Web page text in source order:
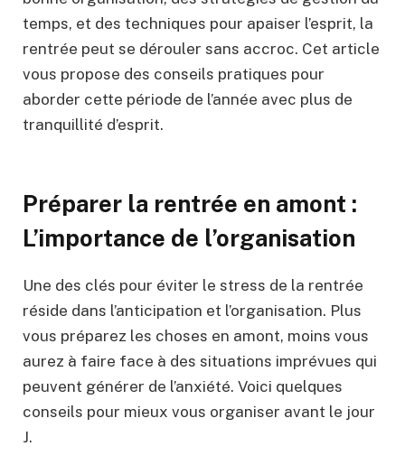
temps, et des techniques pour apaiser l’esprit, la
rentrée peut se dérouler sans accroc. Cet article
vous propose des conseils pratiques pour
aborder cette période de l’année avec plus de
tranquillité d’esprit.
Préparer la rentrée en amont :
L’importance de l’organisation
Une des clés pour éviter le stress de la rentrée
réside dans l’anticipation et l’organisation. Plus
vous préparez les choses en amont, moins vous
aurez à faire face à des situations imprévues qui
peuvent générer de l’anxiété. Voici quelques
conseils pour mieux vous organiser avant le jour
J.